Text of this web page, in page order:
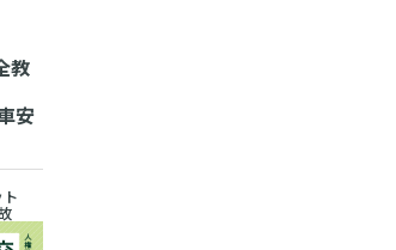
教
安